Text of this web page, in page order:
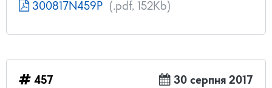
300817N459P (.pdf, 152Kb)
457
30 серпня 2017